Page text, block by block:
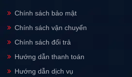
Chính sách bảo mật
Chính sách vận chuyển
Chính sách đổi trả
Hướng dẫn thanh toán
Hướng dẫn dịch vụ